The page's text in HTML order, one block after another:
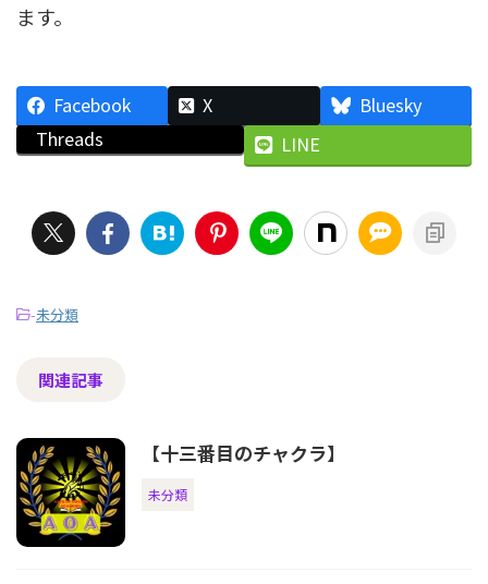
ます。
Facebook X
Bluesky
Threads
LINE
-未分類
関連記事
【十三番目のチャクラ】
未分類